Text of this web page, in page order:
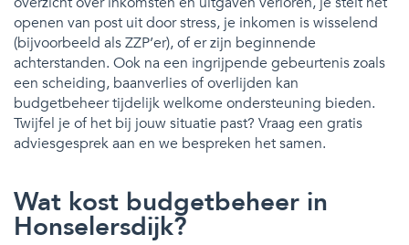
openen van post uit door stress, je inkomen is wisselend
(bijvoorbeeld als ZZP’er), of er zijn beginnende
achterstanden. Ook na een ingrijpende gebeurtenis zoals
een scheiding, baanverlies of overlijden kan
budgetbeheer tijdelijk welkome ondersteuning bieden.
Twijfel je of het bij jouw situatie past? Vraag een gratis
adviesgesprek aan en we bespreken het samen.
Wat kost budgetbeheer in
Honselersdijk?